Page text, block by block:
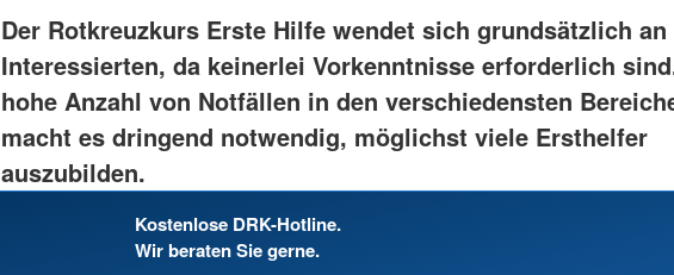
Der Rotkreuzkurs Erste Hilfe wendet sich grundsätzlich
Interessierten, da keinerlei Vorkenntnisse erforderlich
hohe Anzahl von Notfällen in den verschiedensten
macht es dringend notwendig, möglichst viele Ersthelfer
auszubilden.
Kostenlose DRK-Hotline.
Wir beraten Sie gerne.